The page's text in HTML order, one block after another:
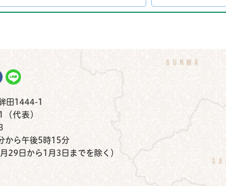
鉾田市公式Instagram
鉾田市公式Facebook
鉾田市公式LINE
田1444-1
代表）
から午後5時15分
29日から1月3日までを除く）